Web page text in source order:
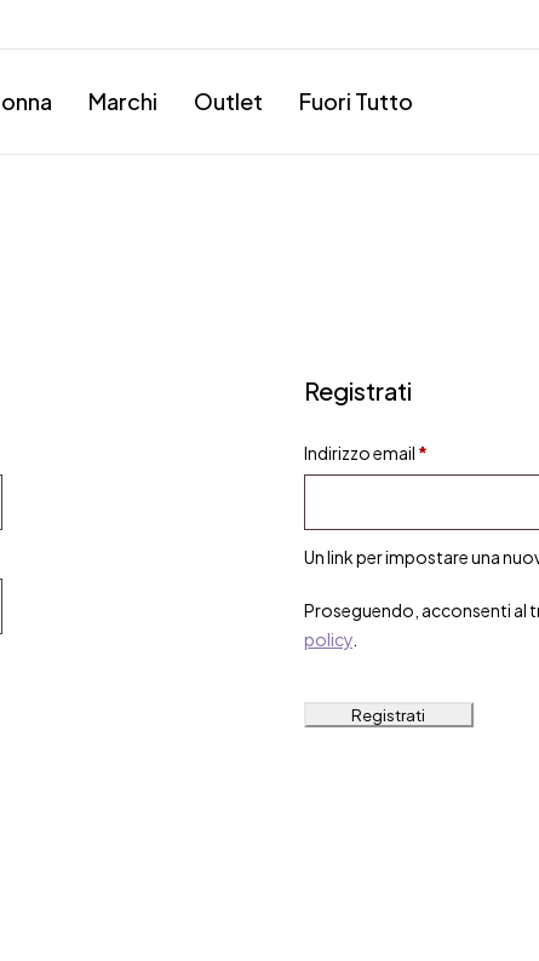
Marchi Outlet Fuori Tutto
Registrati
Indirizzo email *
Un link per impostare una
Proseguendo, acconsenti al
policy.
Registrati